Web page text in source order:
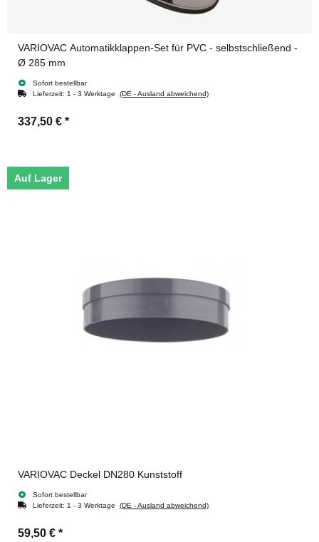
VARIOVAC Automatikklappen-Set für PVC - selbstschließend -
Ø 285 mm
Sofort bestellbar
Lieferzeit: 1 - 3 Werktage (DE - Ausland abweichend)
337,50 € *
Auf Lager
VARIOVAC Deckel DN280 Kunststoff
Sofort bestellbar
Lieferzeit: 1 - 3 Werktage (DE - Ausland abweichend)
59,50 € *